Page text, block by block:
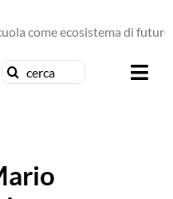
ecosistema di futuro
Cerca